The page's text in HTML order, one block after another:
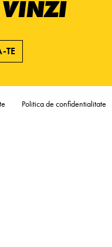
VINZI
TE
Politica de confidentialitate